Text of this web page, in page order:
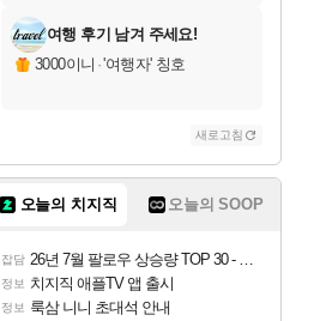
여행 후기 남겨 주세요!
3000이니 ·'여행자' 칭호
새로고침
오늘의 치지직 오늘의 SOOP
잡담 26년 7월 팔로우 상승량 TOP 30 - 월간 치지직
정보 치지직 애플TV 앱 출시
정보 룩삼 니니 초대석 안내